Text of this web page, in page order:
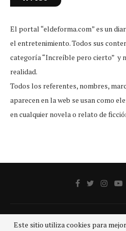
El portal “eldeforma.com” es un
el entretenimiento. Todos sus
categoría “Increíble pero cierto” y
realidad.
Todos los referentes, nombres,
aparecen en la web se usan como
en cualquier novela o relato de
Este sitio utiliza cookies para